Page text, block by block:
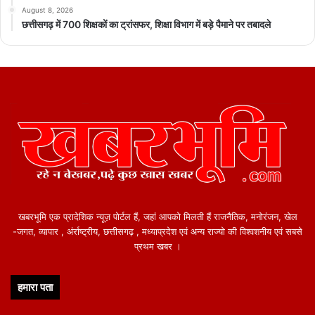
August 8, 2026
छत्तीसगढ़ में 700 शिक्षकों का ट्रांसफर, शिक्षा विभाग में बड़े पैमाने पर तबादले
खबरभूमि एक प्रादेशिक न्यूज़ पोर्टल हैं, जहां आपको मिलती हैं राजनैतिक, मनोरंजन, खेल
-जगत, व्यापार , अंर्राष्ट्रीय, छत्तीसगढ़ , मध्याप्रदेश एवं अन्य राज्यो की विश्वशनीय एवं सबसे
प्रथम खबर ।
हमारा पता